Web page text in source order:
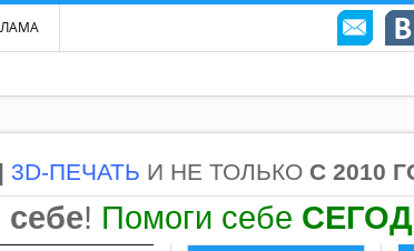
| 3D-ПЕЧАТЬ И НЕ ТОЛЬКО С 2010
! Помоги себе